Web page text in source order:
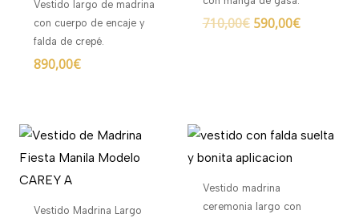
Vestido largo de madrina
con cuerpo de encaje y
falda de crepé.
890,00€
710,00€ 590,00€
Vestido Madrina Largo
Vestido madrina
ceremonia largo con